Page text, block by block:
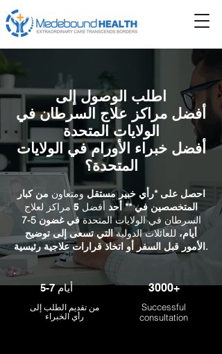
اطلب الوصول إلى
أفضل مراكز علاج السرطان في
الولايات المتحدة
أفضل خبراء الأورام في الولايات
المتحدة؟
احصل على *رأي خبير مستقل ومتعاون من كبار
المتخصصين في ** أحد
أفضل 5 مراكز لعلاج
السرطان في الولايات المتحدة
في غضون 5-7
أيام، للعائلات الدولية التي تسعى إلى توضيح
الأمور قبل السفر أو اتخاذ قرارات علاجية رئيسية.
5-7 أيام
من تقديم الطلب إلى
رأي الخبراء
3000+
Successful
consultation